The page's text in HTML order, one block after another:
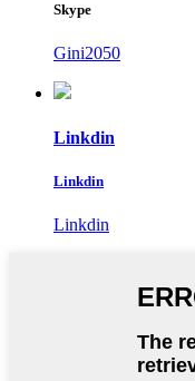
Skype
Gini2050
Linkdin
Linkdin
Linkdin